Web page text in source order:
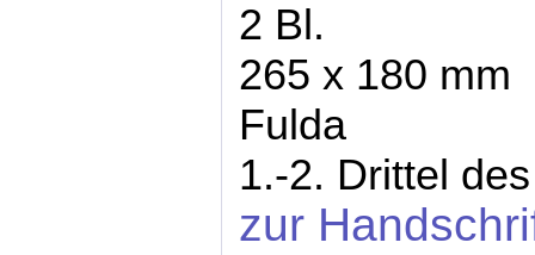
2 Bl.
265 x 180 mm
Fulda
1.-2. Drittel
zur